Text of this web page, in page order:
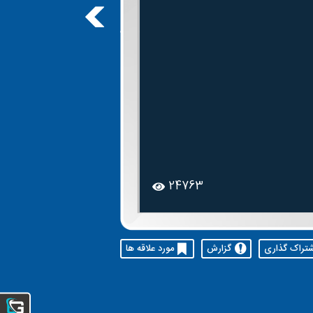
24763
مورد علاقه ها گزارش گذاری